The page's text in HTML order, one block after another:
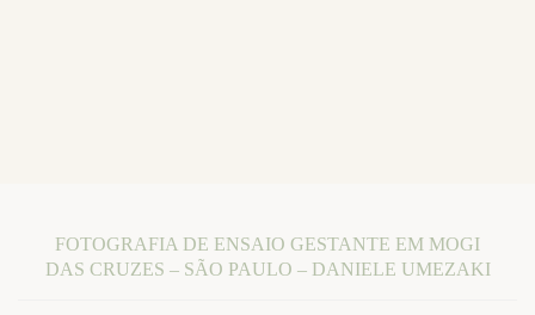
FOTOGRAFIA DE ENSAIO GESTANTE EM MOGI
DAS CRUZES – SÃO PAULO – DANIELE UMEZAKI